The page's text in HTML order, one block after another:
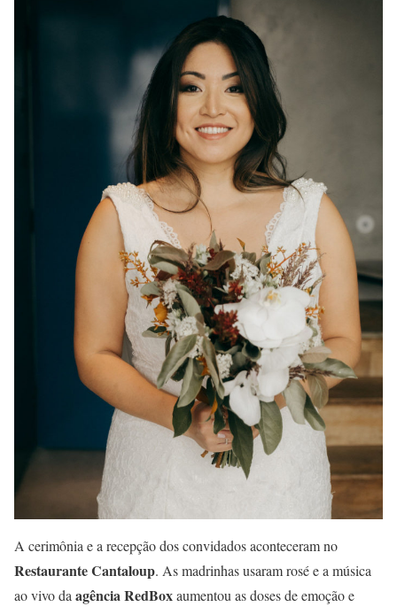
A cerimônia e a recepção dos convidados aconteceram no
Restaurante Cantaloup. As madrinhas usaram rosé e a música
ao vivo da agência RedBoxaumentou as doses de emoção e